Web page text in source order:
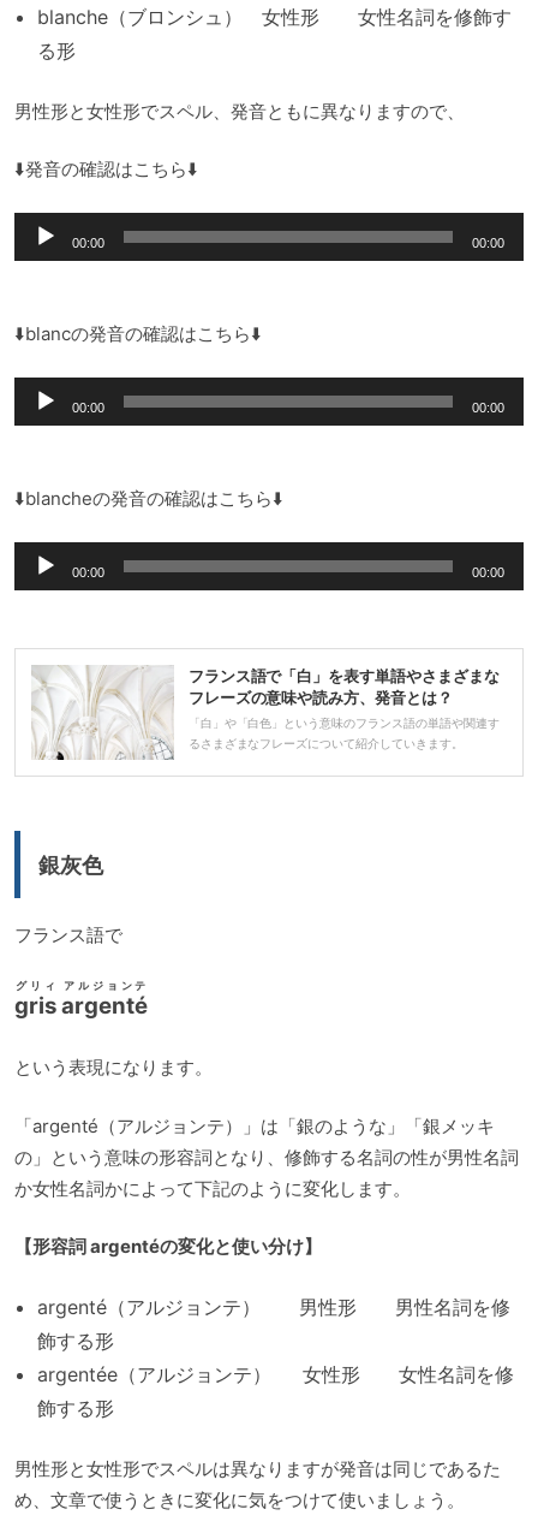
blanche（ブロンシュ） 女性形 女性名詞を修飾す
る形
男性形と女性形でスペル、発音ともに異なりますので、
⬇️発音の確認はこちら⬇️
声
レ
ー
00:00 00:00
⬇️blancの発音の確認はこちら⬇️
声
レ
ー
00:00 00:00
⬇️blancheの発音の確認はこちら⬇️
声
ー
ヤ
ー
00:00 00:00
フランス語で「白」を表す単語やさまざまな
フレーズの意味や読み方、発音とは？
「白」や「白色」という意味のフランス語の単語や関連す
るさまざまなフレーズについて紹介していきます。
銀灰色
フランス語で
gris argenté
グリィ アルジョンテ
という表現になります。
「argenté（アルジョンテ）」は「銀のような」「銀メッキ
の」という意味の形容詞となり、修飾する名詞の性が男性名詞
か女性名詞かによって下記のように変化します。
【形容詞 argentéの変化と使い分け】
argenté（アルジョンテ） 男性形 男性名詞を修
飾する形
argentée（アルジョンテ） 女性形 女性名詞を修
飾する形
男性形と女性形でスペルは異なりますが発音は同じであるた
め、文章で使うときに変化に気をつけて使いましょう。